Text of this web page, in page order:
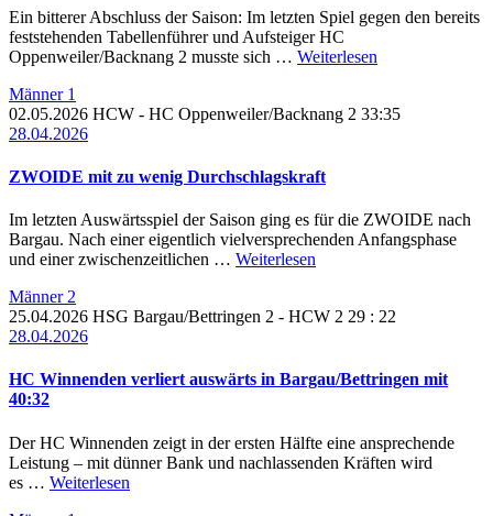
Ein bitterer Abschluss der Saison: Im letzten Spiel gegen den bereits
feststehenden Tabellenführer und Aufsteiger HC
Oppenweiler/Backnang 2 musste sich … Weiterlesen
Männer 1
02.05.2026 HCW - HC Oppenweiler/Backnang 2 33:35
28.04.2026
ZWOIDE mit zu wenig Durchschlagskraft
Im letzten Auswärtsspiel der Saison ging es für die ZWOIDE nach
Bargau. Nach einer eigentlich vielversprechenden Anfangsphase
und einer zwischenzeitlichen … Weiterlesen
Männer 2
25.04.2026 HSG Bargau/Bettringen 2 - HCW 2 29 : 22
28.04.2026
HC Winnenden verliert auswärts in Bargau/Bettringen mit
40:32
Der HC Winnenden zeigt in der ersten Hälfte eine ansprechende
Leistung – mit dünner Bank und nachlassenden Kräften wird
es … Weiterlesen